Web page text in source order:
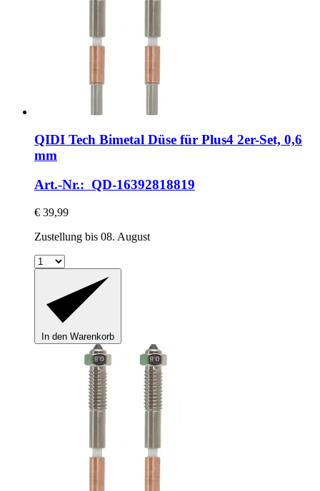
QIDI Tech Bimetal Düse für Plus4 2er-​Set, 0,6
mm
Art.-Nr.: QD-16392818819
€ 39,99
Zustellung bis 08. August
In den Warenkorb